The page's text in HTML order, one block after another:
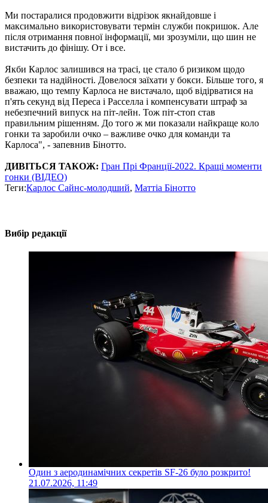
Ми постаралися продовжити відрізок якнайдовше і
максимально використовувати термін служби покришок. Але
після отримання повної інформації, ми зрозуміли, що шин не
вистачить до фінішу. От і все.
Якби Карлос залишився на трасі, це стало б ризиком щодо
безпеки та надійності. Довелося заїхати у бокси. Більше того, я
вважаю, що темпу Карлоса не вистачало, щоб відірватися на
п'ять секунд від Переса і Расселла і компенсувати штраф за
небезпечний випуск на піт-лейн. Тож піт-стоп став
правильним рішенням. До того ж ми показали найкраще коло
гонки та заробили очко – важливе очко для команди та
Карлоса", - запевнив Бінотто.
ДИВІТЬСЯ ТАКОЖ: Гран Прі Франції-2022. Кращі моменти
гонки (ВІДЕО)
Теги:Карлос Сайнс-молодший, Маттіа Бінотто
Вибір редакції
Один з аеродинамічних секретів SF-26 було розкрито!
21.07.2026, 11:49